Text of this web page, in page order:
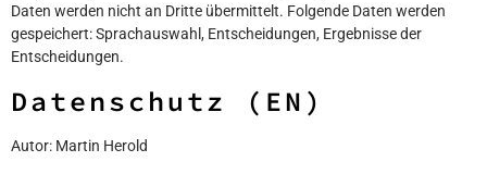
Daten werden nicht an Dritte übermittelt. Folgende Daten werden
gespeichert: Sprachauswahl, Entscheidungen, Ergebnisse der
Entscheidungen.
Datenschutz (EN)
Autor: Martin Herold